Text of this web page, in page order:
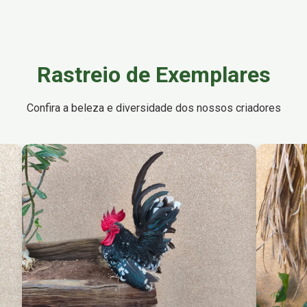
Rastreio de Exemplares
Confira a beleza e diversidade dos nossos criadores